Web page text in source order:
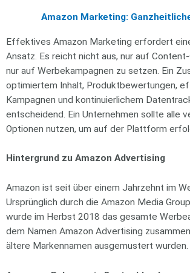
Amazon Marketing:
Effektives Amazon Marketing erfordert
Ansatz. Es reicht nicht aus, nur auf
nur auf Werbekampagnen zu setzen. Ein
optimiertem Inhalt, Produktbewertungen,
Kampagnen und kontinuierlichem
entscheidend. Ein Unternehmen sollte alle
Optionen nutzen, um auf der Plattform
Hintergrund zu Amazon Advertising
Amazon ist seit über einem Jahrzehnt im
Ursprünglich durch die Amazon Media
wurde im Herbst 2018 das gesamte
dem Namen Amazon Advertising
ältere Markennamen ausgemustert wurden.